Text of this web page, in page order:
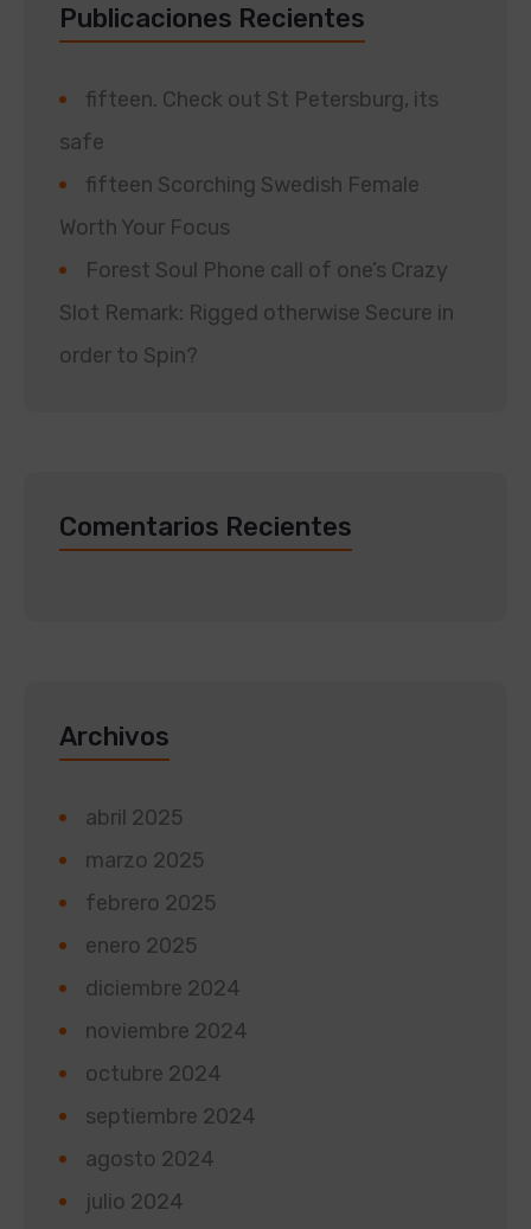
Publicaciones Recientes
fifteen. Check out St Petersburg, its
safe
fifteen Scorching Swedish Female
Worth Your Focus
Forest Soul Phone call of one’s Crazy
Slot Remark: Rigged otherwise Secure in
order to Spin?
Comentarios Recientes
Archivos
abril 2025
marzo 2025
febrero 2025
enero 2025
diciembre 2024
noviembre 2024
octubre 2024
septiembre 2024
agosto 2024
julio 2024